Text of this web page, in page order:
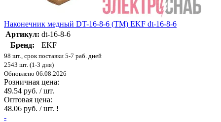
Наконечник медный DT-16-8-6 (ТМ) EKF dt-16-8-6
Артикул: dt-16-8-6
Бренд:
EKF
98 шт., срок поставки 5-7 раб. дней
2543 шт. (1-3 дня)
Обновлено 06.08.2026
Розничная цена:
49.54 руб. / шт.
Оптовая цена:
48.06 руб. / шт. !
-